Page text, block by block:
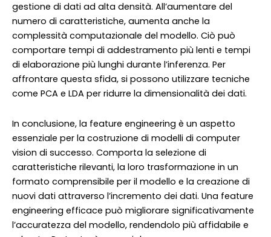
gestione di dati ad alta densità. All’aumentare del
numero di caratteristiche, aumenta anche la
complessità computazionale del modello. Ciò può
comportare tempi di addestramento più lenti e tempi
di elaborazione più lunghi durante l’inferenza. Per
affrontare questa sfida, si possono utilizzare tecniche
come PCA e LDA per ridurre la dimensionalità dei dati.
In conclusione, la feature engineering è un aspetto
essenziale per la costruzione di modelli di computer
vision di successo. Comporta la selezione di
caratteristiche rilevanti, la loro trasformazione in un
formato comprensibile per il modello e la creazione di
nuovi dati attraverso l’incremento dei dati. Una feature
engineering efficace può migliorare significativamente
l’accuratezza del modello, rendendolo più affidabile e